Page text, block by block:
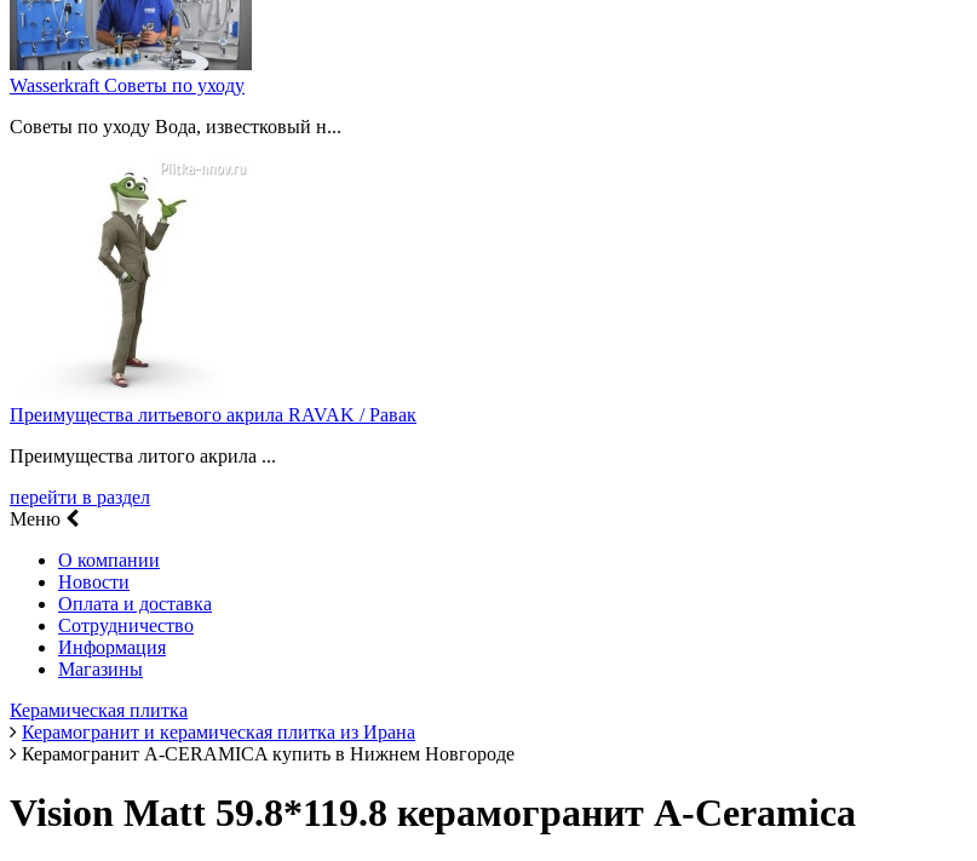
Wasserkraft Советы по уходу
Советы по уходу Вода, известковый н...
Преимущества литьевого акрила RAVAK / Равак
Преимущества литого акрила ...
перейти в раздел
Меню
О компании
Новости
Оплата и доставка
Сотрудничество
Информация
Магазины
Керамическая плитка
Керамогранит и керамическая плитка из Ирана
Керамогранит A-CERAMICA купить в Нижнем Новгороде
Vision Matt 59.8*119.8 керамогранит A-Ceramica